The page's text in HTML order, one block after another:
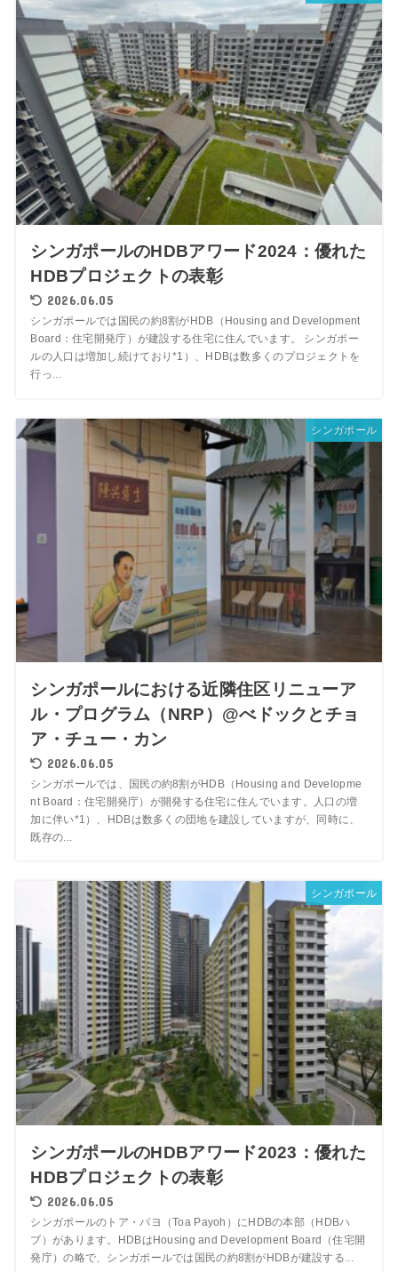
シンガポールのHDBアワード2024：優れた
HDBプロジェクトの表彰
2026.06.05
シンガポールでは国民の約8割がHDB（Housing and Development
Board：住宅開発庁）が建設する住宅に住んでいます。 シンガポー
ルの人口は増加し続けており*1）、HDBは数多くのプロジェクトを
行っ...
シンガポール
シンガポールにおける近隣住区リニューア
ル・プログラム（NRP）@べドックとチョ
ア・チュー・カン
2026.06.05
シンガポールでは、国民の約8割がHDB（Housing and Developme
nt Board：住宅開発庁）が開発する住宅に住んでいます。人口の増
加に伴い*1）、HDBは数多くの団地を建設していますが、同時に、
既存の...
シンガポール
シンガポールのHDBアワード2023：優れた
HDBプロジェクトの表彰
2026.06.05
シンガポールのトア・パヨ（Toa Payoh）にHDBの本部（HDBハ
ブ）があります。HDBはHousing and Development Board（住宅開
発庁）の略で、シンガポールでは国民の約8割がHDBが建設する...